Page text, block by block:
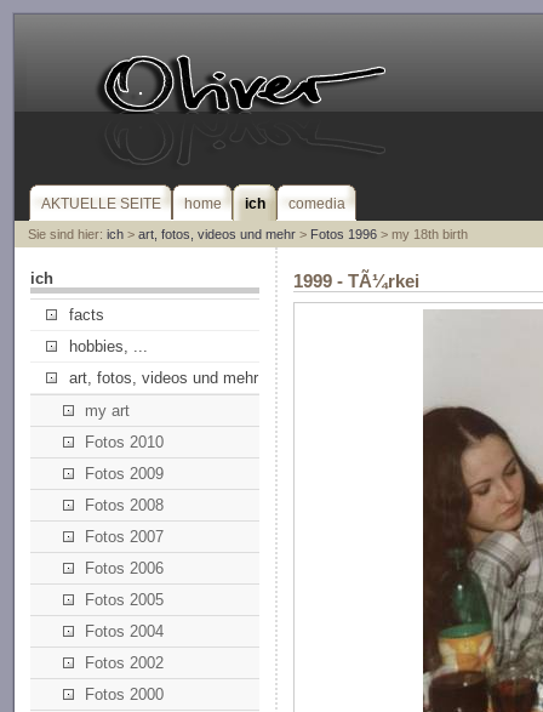
AKTUELLE SEITE home ich comedia
Sie sind hier: ich> art, fotos, videos und mehr> Fotos 1996> my 18th birth
ich
facts
hobbies, ...
art, fotos, videos und mehr
my art
Fotos 2010
Fotos 2009
Fotos 2008
Fotos 2007
Fotos 2006
Fotos 2005
Fotos 2004
Fotos 2002
Fotos 2000
1999 - TÃ¼rkei